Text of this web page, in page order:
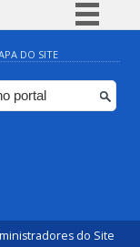
BR
DO SITE
do Site